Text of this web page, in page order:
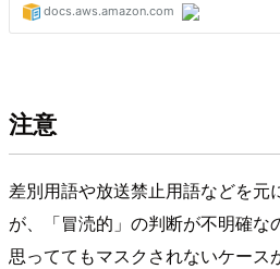
注意
差別用語や放送禁止用語などを元
が、「冒涜的」の判断が不明確な
思っててもマスクされないケース